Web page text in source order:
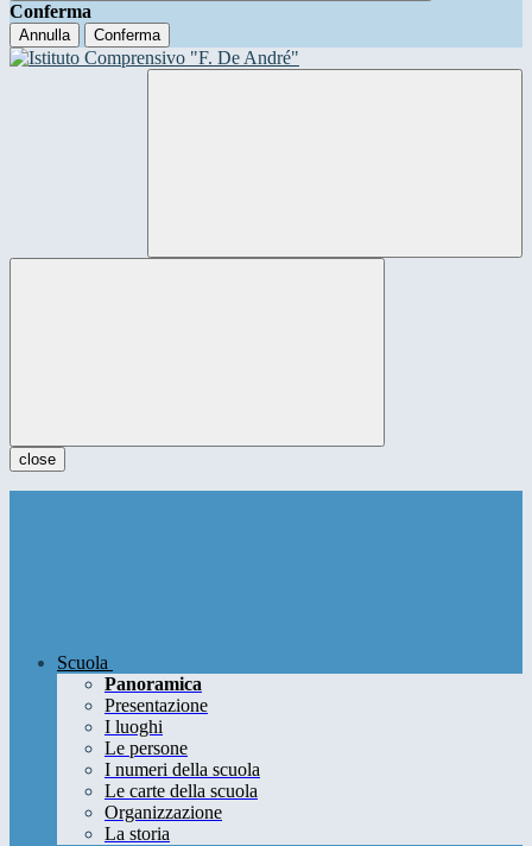
Conferma
Annulla Conferma
close
Scuola
Panoramica
Presentazione
I luoghi
Le persone
I numeri della scuola
Le carte della scuola
Organizzazione
La storia